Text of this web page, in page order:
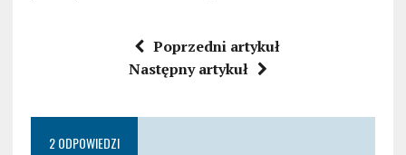
Poprzedni artykuł
Następny artykuł
2 ODPOWIEDZI